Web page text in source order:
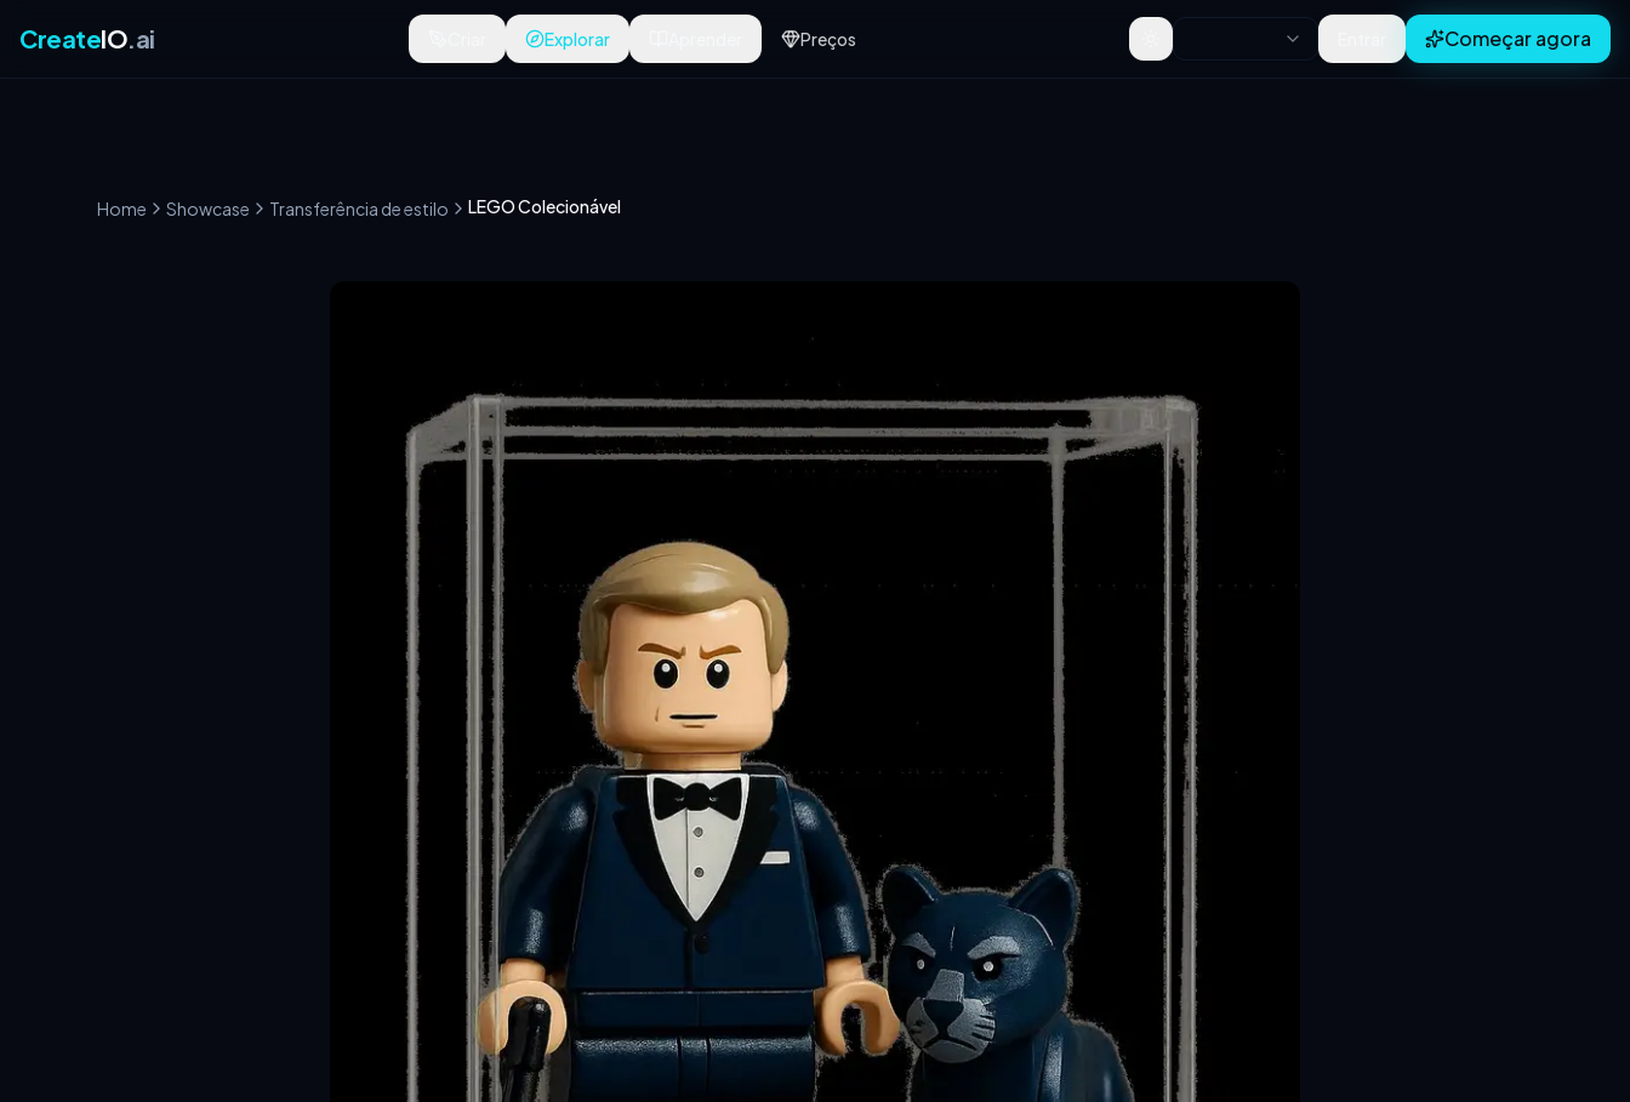
CreateIO.ai Explorar Preços Toggle theme Começar agora
Home Showcase Transferência de estilo LEGO Colecionável